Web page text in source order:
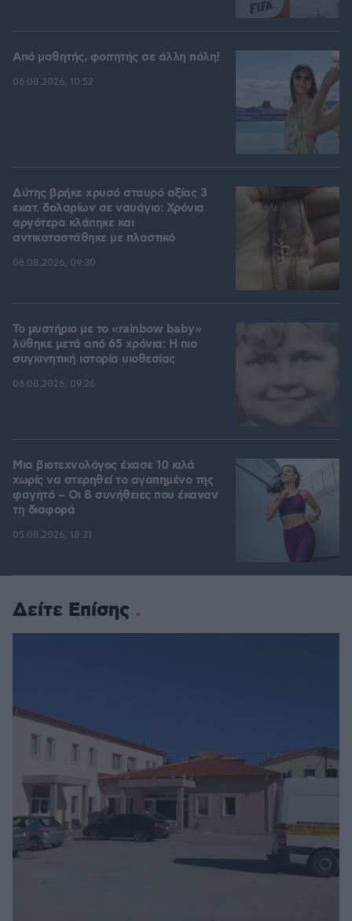
Από μαθητής, φοιτητής σε άλλη πόλη!
06.08.2026, 10:52
Δύτης βρήκε χρυσό σταυρό αξίας 3
εκατ. δολαρίων σε ναυάγιο: Χρόνια
αργότερα κλάπηκε και
αντικαταστάθηκε με πλαστικό
06.08.2026, 09:30
Το μυστήριο με το «rainbow baby»
λύθηκε μετά από 65 χρόνια: Η πιο
συγκινητική ιστορία υιοθεσίας
06.08.2026, 09:26
Μια βιοτεχνολόγος έχασε 10 κιλά
χωρίς να στερηθεί το αγαπημένο της
φαγητό – Οι 8 συνήθειες που έκαναν
τη διαφορά
05.08.2026, 18:31
Δείτε Επίσης